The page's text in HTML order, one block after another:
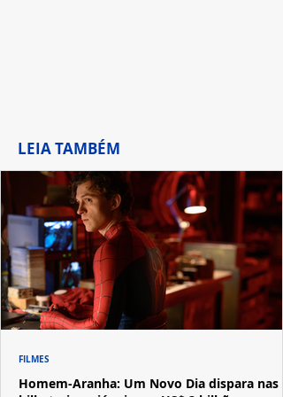
LEIA TAMBÉM
Homem-Aranha: Um Novo Dia dispara nas
FILMES